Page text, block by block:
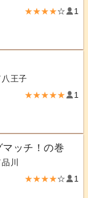
★★★★☆ 1
王子
★★★★★ 1
マッチ！の巻
川
★★★★☆ 1